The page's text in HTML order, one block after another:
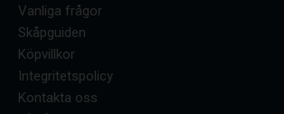
Vanliga frågor
Skåpguiden
Köpvillkor
Integritetspolicy
Kontakta oss